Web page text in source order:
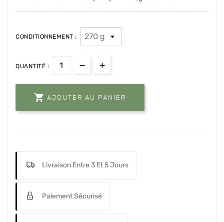
CONDITIONNEMENT :
QUANTITÉ :
 AJOUTER AU PANIER
Livraison Entre 3 Et 5 Jours
Paiement Sécurisé